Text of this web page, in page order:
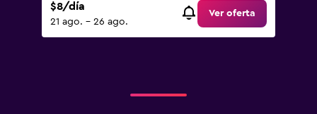
$8/día
21 ago. - 26 ago.
Ver oferta